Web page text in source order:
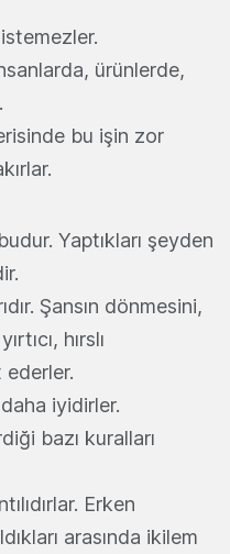
ürünlerde,
bu işin zor
Yaptıkları şeyden
Şansın dönmesini,
hırslı
iyidirler.
bazı kuralları
Erken
arasında ikilem